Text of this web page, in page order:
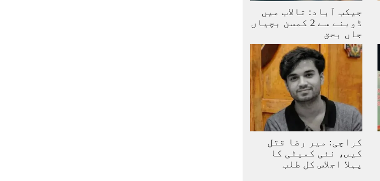
جیکب آباد: تالاب میں
ڈوبنے سے 2 کمسن بچیاں
جاں بحق
کراچی: میر رضا قتل
کیس، نئی کمیٹی کا
پہلا اجلاس کل طلب